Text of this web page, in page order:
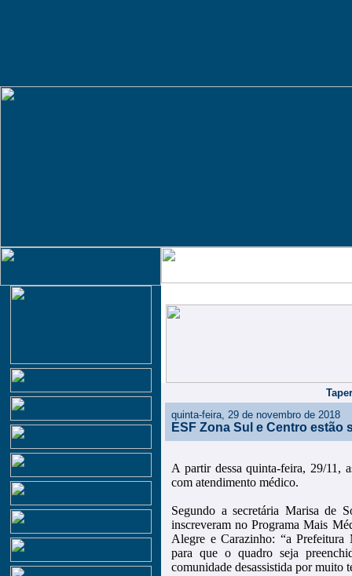
quinta-feira, 29 de novembro de 2018
ESF Zona Sul e Centro estão
A partir dessa quinta-feira, 29/11,
com atendimento médico.
Segundo a secretária Marisa de
inscreveram no Programa Mais
Alegre e Carazinho: “a
para que o quadro seja
comunidade desassistida por muito